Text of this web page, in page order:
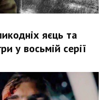
яєць та
у восьмій серії